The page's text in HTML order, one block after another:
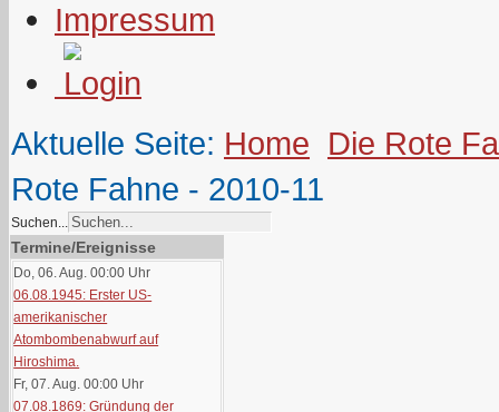
Impressum
Aktuelle Seite: Home Die Rote
Rote Fahne - 2010-11
Suchen...
Termine/Ereignisse
Do, 06. Aug. 00:00 Uhr
06.08.1945: Erster US-
amerikanischer
Atombombenabwurf auf
Hiroshima.
Fr, 07. Aug. 00:00 Uhr
07.08.1869: Gründung der